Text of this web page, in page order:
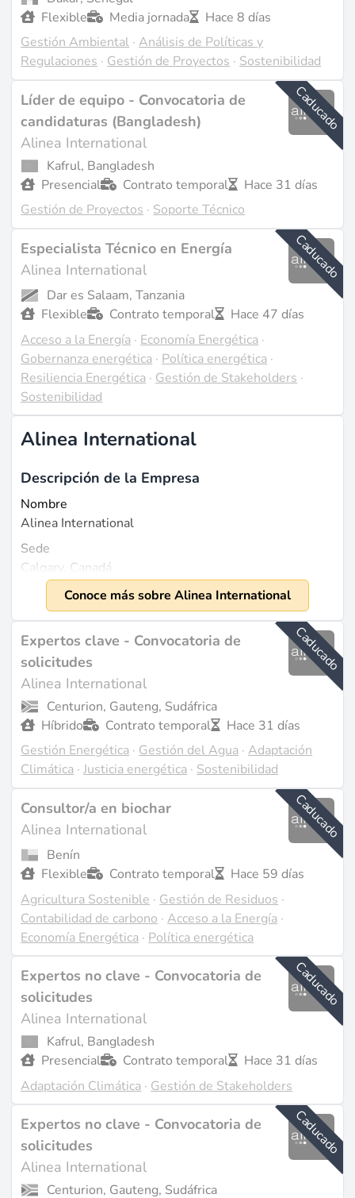
Flexible
Media jornada
Hace 8 días
Gestión Ambiental ·Análisis de Políticas y
Regulaciones · Gestión de Proyectos · Sostenibilidad
Caducado
Líder de equipo - Convocatoria de
candidaturas (Bangladesh)
Alinea International
Kafrul, Bangladesh
Presencial
Contrato temporal
Hace 31 días
Gestión de Proyectos · Soporte Técnico
Caducado
Especialista Técnico en Energía
Alinea International
Dar es Salaam, Tanzania
Flexible
Contrato temporal
Hace 47 días
Acceso a la Energía · Economía Energética ·
Gobernanza energética · Política energética ·
Resiliencia Energética · Gestión de Stakeholders ·
Sostenibilidad
Alinea International
Descripción de la Empresa
Nombre
Alinea International
Sede
Calgary, Canadá
Fundada
1986
Tamaño
Aproximadamente 600 empleados (fuente:
zoominfo.com
). Ingresos de $23.8 millones en el año
fiscal 2023 (fuente:zoominfo.com
Qué Hacemos
Alinea International opera como una firma de
consultoría en desarrollo internacional, especializada
en gestión y experiencia técnica para proyectos en
diversos sectores, incluyendo gobernanza, reforma del
sector público, agricultura, educación, salud, igualdad
de género y cambio climático en países en desarrollo y
en transición (fuente:devex.com). La firma ha
entregado con éxito más de 1,000 proyectos en más
de 90 países, demostrando su amplia experiencia y
compromiso con el fomento del desarrollo sostenible
(fuente:alineainternational.com). Los servicios de
Alinea abarcan diseño de proyectos, implementación,
gestión, monitoreo, evaluación y desarrollo de
capacidades, utilizando un equipo de especialistas
internos y profesionales internacionales para
satisfacer las necesidades de su diversa clientela
(fuente:alineainternational.com). La empresa se dirige
principalmente a países en desarrollo y en transición,
trabajando con gobiernos, donantes internacionales y
organizaciones de la sociedad civil para impulsar
cambios significativos (fuente:
Proyectos y Trayectoria
Conoce más sobre Alinea International
Caducado
Expertos clave - Convocatoria de
solicitudes
Alinea International
Centurion, Gauteng, Sudáfrica
Híbrido
Contrato temporal
Hace 31 días
Gestión Energética · Gestión del Agua ·Adaptación
Climática ·Justicia energética · Sostenibilidad
Caducado
Consultor/a en biochar
Alinea International
Benín
Flexible
Contrato temporal
Hace 59 días
Agricultura Sostenible · Gestión de Residuos ·
Contabilidad de carbono ·Acceso a la Energía ·
Economía Energética · Política energética
Caducado
Expertos no clave - Convocatoria de
solicitudes
Alinea International
Kafrul, Bangladesh
Presencial
Contrato temporal
Hace 31 días
Adaptación Climática · Gestión de Stakeholders
Caducado
Expertos no clave - Convocatoria de
solicitudes
Alinea International
Centurion, Gauteng, Sudáfrica